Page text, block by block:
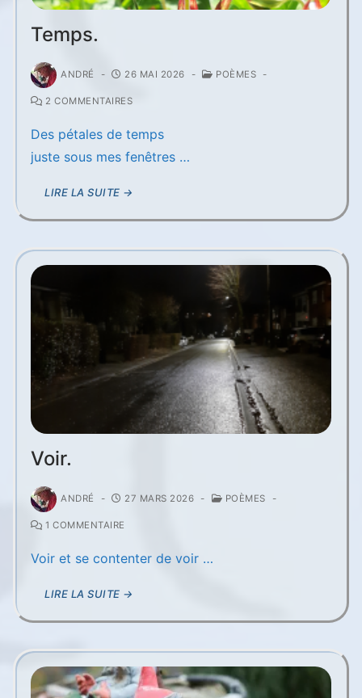
Temps.
ANDRÉ - 26 MAI 2026 - POÈMES -
2 COMMENTAIRES
Des pétales de temps
juste sous mes fenêtres …
LIRE LA SUITE →
Voir.
ANDRÉ - 27 MARS 2026 - POÈMES -
1 COMMENTAIRE
Voir et se contenter de voir …
LIRE LA SUITE →